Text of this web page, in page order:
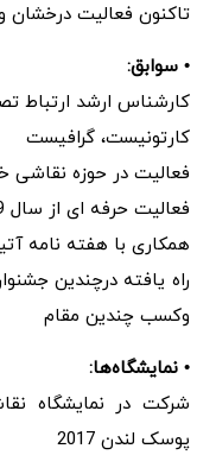
تاکنون فعالیت
• سوابق:
کارشناس ارشد ارتباط
کارتونیست، گرافیست
فعالیت در حوزه نقاشی
فعالیت حرفه ای از سال 1389
همکاری با هفته نامه
راه یافته درچندین
وکسب چندین مقام
• نمایشگاه‌ها:
شرکت در نمایشگاه
پوسک لندن 2017